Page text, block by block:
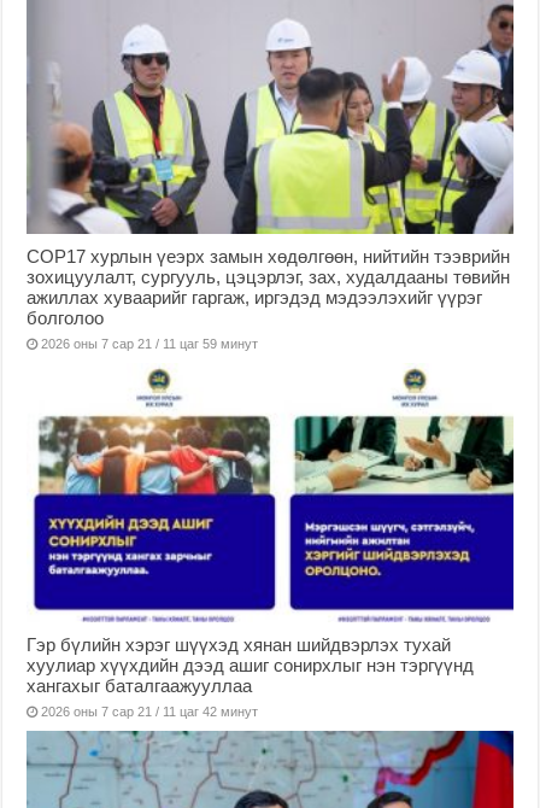
COP17 хурлын үеэрх замын хөдөлгөөн, нийтийн тээврийн
зохицуулалт, сургууль, цэцэрлэг, зах, худалдааны төвийн
ажиллах хуваарийг гаргаж, иргэдэд мэдээлэхийг үүрэг
болголоо
2026 оны 7 сар 21 / 11 цаг 59 минут
Гэр бүлийн хэрэг шүүхэд хянан шийдвэрлэх тухай
хуулиар хүүхдийн дээд ашиг сонирхлыг нэн тэргүүнд
хангахыг баталгаажууллаа
2026 оны 7 сар 21 / 11 цаг 42 минут